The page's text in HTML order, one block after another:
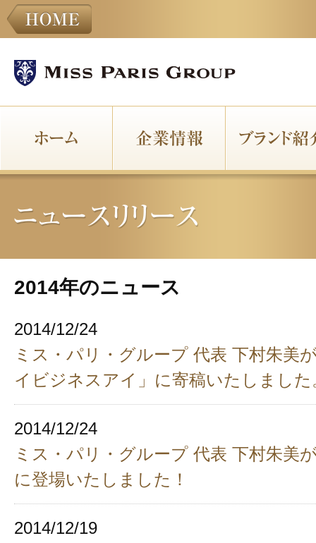
2014年のニュース
2014/12/24
ミス・パリ・グループ 代表 下村朱美
イビジネスアイ」に寄稿いたしました
2014/12/24
ミス・パリ・グループ 代表 下村朱美
に登場いたしました！
2014/12/19